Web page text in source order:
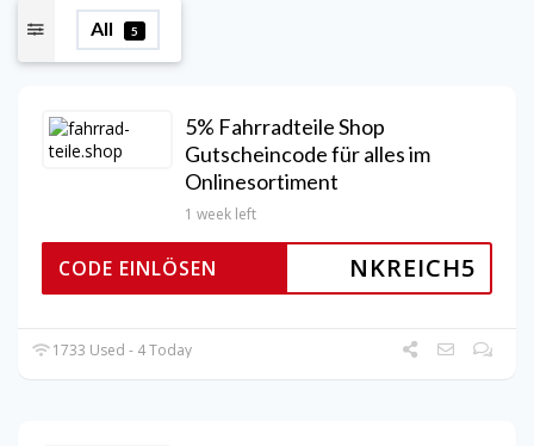
All 5
5% Fahrradteile Shop
Gutscheincode für alles im
Onlinesortiment
1 week left
NKREICH5
CODE EINLÖSEN
1733 Used - 4 Today